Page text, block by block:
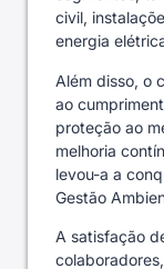
civil,
energia
Além disso, o
ao
proteção ao
melhoria
levou-a a
Gestão
A satisfação